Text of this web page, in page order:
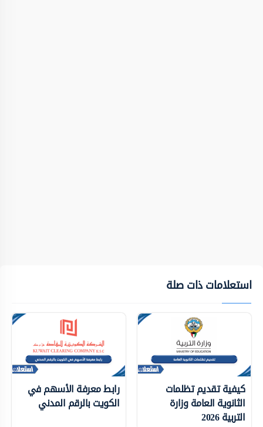
استعلامات ذات صلة
كيفية تقديم تظلمات
الثانوية العامة وزارة
التربية 2026
رابط معرفة الأسهم في
الكويت بالرقم المدني